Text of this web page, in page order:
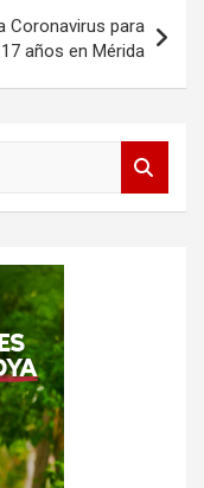
Coronavirus para
años en Mérida